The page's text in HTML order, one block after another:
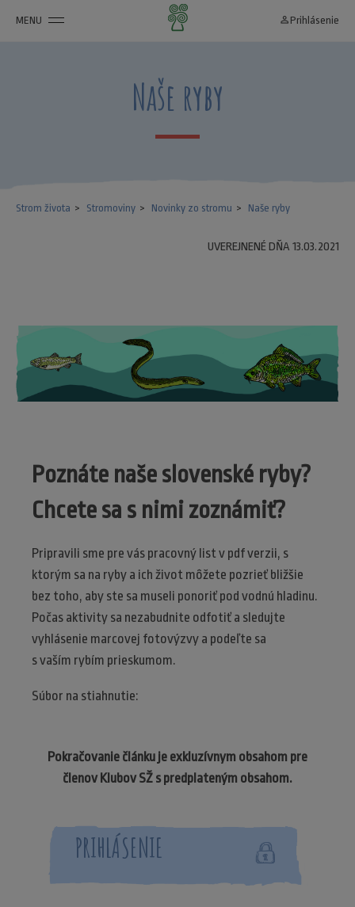
MENU person_outline Prihlásenie
Naše ryby
Strom života Stromoviny Novinky zo stromu Naše ryby
UVEREJNENÉ DŇA 13.03.2021
Poznáte naše slovenské ryby?
Chcete sa s nimi zoznámiť?
Pripravili sme pre vás pracovný list v pdf verzii, s
ktorým sa na ryby a ich život môžete pozrieť bližšie
bez toho, aby ste sa museli ponoriť pod vodnú hladinu.
Počas aktivity sa nezabudnite odfotiť a sledujte
vyhlásenie marcovej fotovýzvy a podeľte sa
s vaším rybím prieskumom.
Súbor na stiahnutie:
Pokračovanie článku je exkluzívnym obsahom pre
členov Klubov SŽ s predplateným obsahom.
PRIHLÁSENIE